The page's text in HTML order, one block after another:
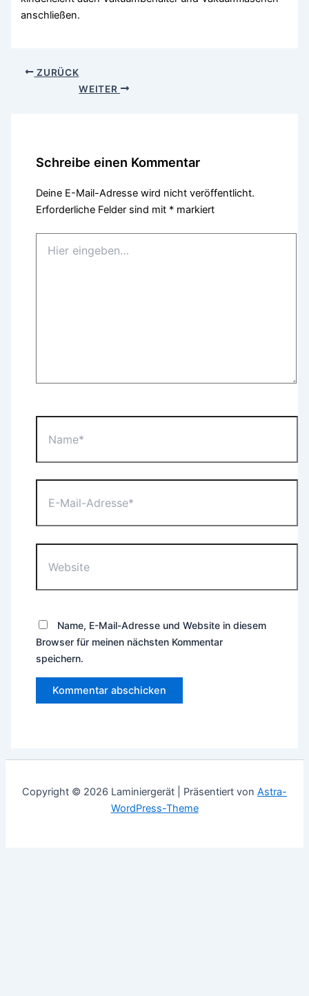
anschließen.
ZURÜCK
WEITER
Schreibe einen Kommentar
Deine E-Mail-Adresse wird nicht veröffentlicht.
Erforderliche Felder sind mit * markiert
eingeben…
Mail-
Name, E-Mail-Adresse und Website in diesem
Browser für meinen nächsten Kommentar
speichern.
Copyright © 2026 Laminiergerät | Präsentiert von Astra-
WordPress-Theme